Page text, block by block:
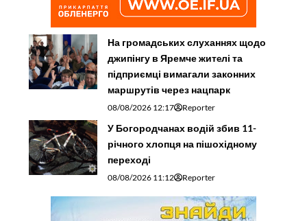
На громадських слуханнях щодо
джипінгу в Яремче житeлі та
підприємці вимагали законних
маршрутів через нацпарк
08/08/2026 12:17 Reporter
У Богородчанах водій збив 11-
річного хлопця на пішохідному
переході
08/08/2026 11:12 Reporter